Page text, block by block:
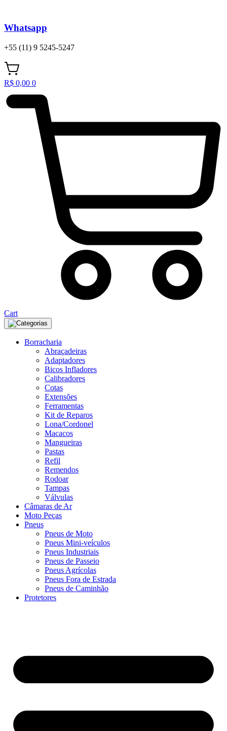
Whatsapp
+55 (11) 9 5245-5247
R$ 0,00 0
Cart
Categorias
Borracharia
Abraçadeiras
Adaptadores
Bicos Infladores
Calibradores
Cotas
Extensões
Ferramentas
Kit de Reparos
Lona/Cordonel
Macacos
Mangueiras
Pastas
Refil
Remendos
Rodoar
Tampas
Válvulas
Câmaras de Ar
Moto Peças
Pneus
Pneus de Moto
Pneus Mini-veículos
Pneus Industriais
Pneus de Passeio
Pneus Agrícolas
Pneus Fora de Estrada
Pneus de Caminhão
Protetores